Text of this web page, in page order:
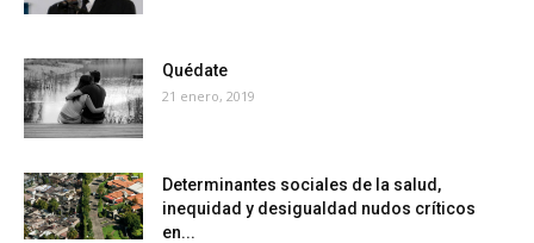
Quédate
21 enero, 2019
Determinantes sociales de la salud,
inequidad y desigualdad nudos críticos
en...